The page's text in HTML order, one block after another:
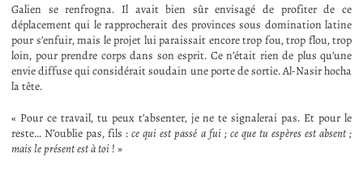
Galien se renfrogna. Il avait bien sûr envisagé de profiter de ce
déplacement qui le rapprocherait des provinces sous domination latine
pour s’enfuir, mais le projet lui paraissait encore trop fou, trop flou, trop
loin, pour prendre corps dans son esprit. Ce n’était rien de plus qu’une
envie diffuse qui considérait soudain une porte de sortie. Al-Nasir hocha
la tête.
« Pour ce travail, tu peux t’absenter, je ne te signalerai pas. Et pour le
reste… N’oublie pas, fils :ce qui est passé a fui ; ce que tu espères est absent ;
mais le présent est à toi ! »